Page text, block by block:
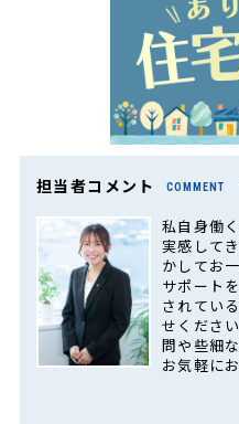
担当者コメント COMMENT
私自身働
実感して
かしてお
サポート
されてい
せくださ
問や些細
お気軽に